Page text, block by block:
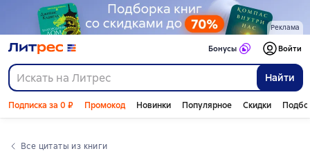
Реклама
Найти
Бонусы Войти
Подписка за 0 ₽ Промокод Новинки Популярное Скидки
Все цитаты из книги